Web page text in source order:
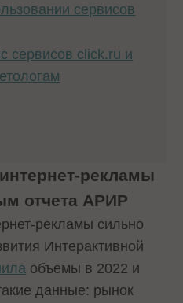
сервисов
сервисов click.ru и
рекламы
отчета АРИР
рекламы сильно
Интерактивной
объемы в 2022 и
данные: рынок